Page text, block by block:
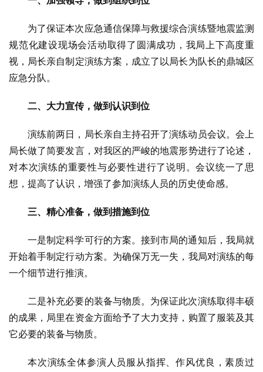
为了保证本次应急通信保障与救援综合演练暨地震监测
规范化建设现场会活动取得了圆满成功，我局上下高度重
视，局长亲自制定演练方案，成立了以局长为队长的鼎城区
应急分队。
二、大力宣传，做到认识到位
演练前两日，局长亲自主持召开了演练动员会议。会上
局长做了简要发言，对我区的严峻的地震形势进行了论述，
对本次演练的重要性与必要性进行了说明。会议统一了思
想，提高了认识，增强了参加演练人员的历史使命感。
三、精心准备，做到措施到位
一是制定科学可行的方案。接到市局的通知后，我局就
开始着手制定行动方案。为确保万无一失，我局对演练的每
一个细节进行推演。
二是补充必要的装备与物质。为保证此次演练取得丰硕
的成果，局里在资金方面给予了大力支持，购置了服装及其
它必要的装备与物质。
本次演练全体参演人员服从指挥、作风优良，素质过